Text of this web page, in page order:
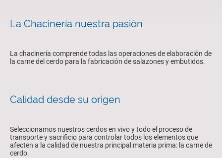
La Chacinería nuestra pasión
La chacinería comprende todas las operaciones de elaboración de
la carne del cerdo para la fabricación de salazones y embutidos.
Calidad desde su origen
Seleccionamos nuestros cerdos en vivo y todo el proceso de
transporte y sacrificio para controlar todos los elementos que
afecten a la calidad de nuestra principal materia prima: la carne de
cerdo.